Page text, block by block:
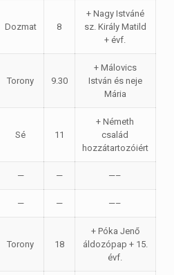
Dozmat 8
+ Nagy Istváné
sz. Király Matild
+ évf.
Torony 9.30
+ Málovics
István és neje
Mária
Sé 11
+ Németh
család
hozzátartozóiért
— — —–
— — —–
Torony 18
+ Póka Jenő
áldozópap + 15.
évf.